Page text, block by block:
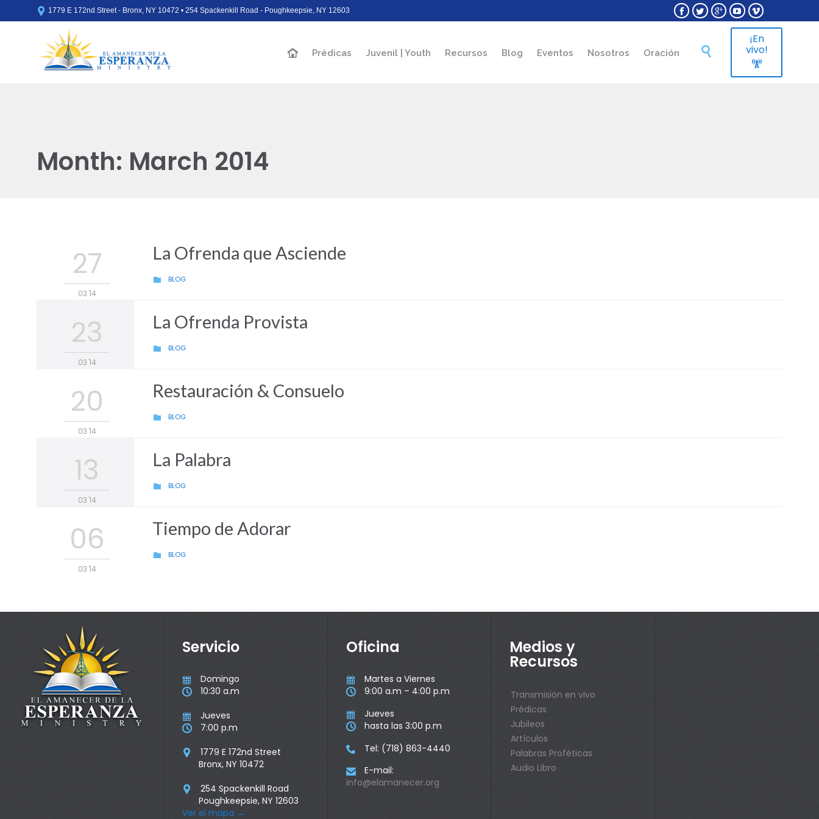
 1779 E 172nd Street - Bronx, NY 10472 • 254 Spackenkill Road - Poughkeepsie, NY 12603     
Skip
Prédicas Juvenil | Youth Recursos Blog Eventos Nosotros Oración 
¡En
vivo!

Month: March 2014
27
03 '14
La Ofrenda que Asciende
 CATEGORY
BLOG
23
03 '14
La Ofrenda Provista
 CATEGORY
BLOG
20
03 '14
Restauración & Consuelo
 CATEGORY
BLOG
13
03 '14
La Palabra
 CATEGORY
BLOG
06
03 '14
Tiempo de Adorar
 CATEGORY
BLOG
Servicio
 Domingo
 10:30 a.m
 Jueves
 7:00 p.m

1779 E 172nd Street
Bronx, NY 10472

254 Spackenkill Road
Poughkeepsie, NY 12603
Ver el mapa →
Oficina
 Martes a Viernes
 9:00 a.m – 4:00 p.m
 Jueves
 hasta las 3:00 p.m
 Tel: (718) 863-4440

E-mail:
info@elamanecer.org
Medios y
Recursos
Transmisión en vivo
Prédicas
Jubileos
Artículos
Palabras Proféticas
Audio Libro